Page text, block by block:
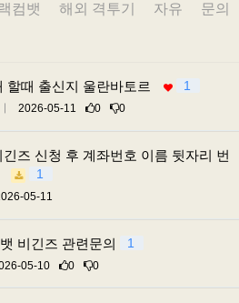
컴뱃 해외 격투기 자유 문의
할때 출신지 울란바토르 1
2026-05-11 0 0
즈 신청 후 계좌번호 이름 뒷자리 번
1
05-11
비긴즈 관련문의 1
05-10 0 0